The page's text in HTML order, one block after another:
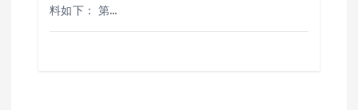
料如下： 第…